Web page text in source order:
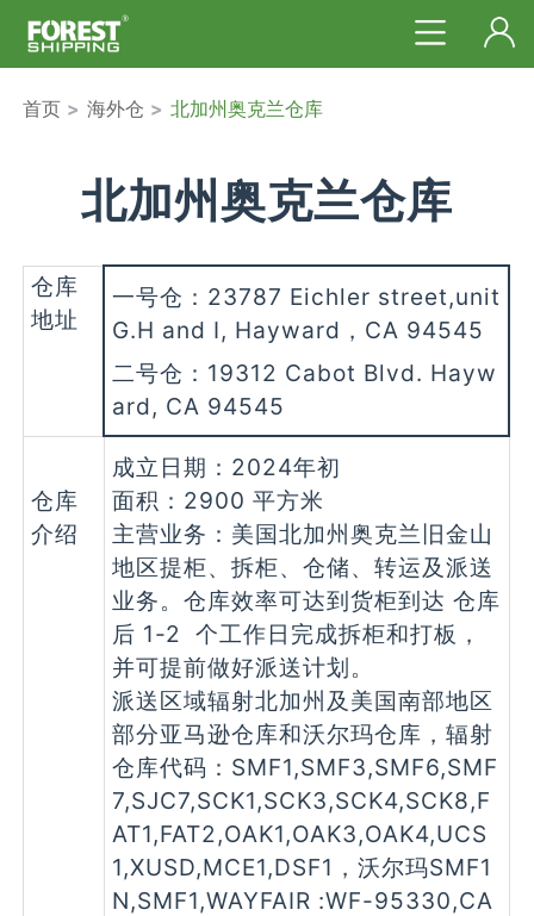
首页 > 海外仓 > 北加州奥克兰仓库
北加州奥克兰仓库
仓库
地址
一号仓：23787 Eichler street,unit
G.H and I, Hayward，CA 94545
二号仓：19312 Cabot Blvd. Hayw
ard, CA 94545
仓库
介绍
成立日期：2024年初
面积：2900 平方米
主营业务：美国北加州奥克兰旧金山
地区提柜、拆柜、仓储、转运及派送
业务。仓库效率可达到货柜到达 仓库
后 1-2 个工作日完成拆柜和打板，
并可提前做好派送计划。
派送区域辐射北加州及美国南部地区
部分亚马逊仓库和沃尔玛仓库，辐射
仓库代码：SMF1,SMF3,SMF6,SMF
7,SJC7,SCK1,SCK3,SCK4,SCK8,F
AT1,FAT2,OAK1,OAK3,OAK4,UCS
1,XUSD,MCE1,DSF1，沃尔玛SMF1
N,SMF1,WAYFAIR :WF-95330,CA